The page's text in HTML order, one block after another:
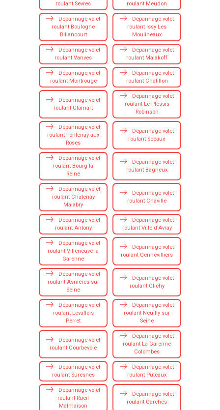
roulant Sevres
roulant Meudon
Dépannage volet
roulant Boulogne
Billancourt
Dépannage volet
roulant Issy Les
Moulineaux
Dépannage volet
roulant Vanves
Dépannage volet
roulant Malakoff
Dépannage volet
roulant Montrouge
Dépannage volet
roulant Chatillon
Dépannage volet
roulant Clamart
Dépannage volet
roulant Le Plessis
Robinson
Dépannage volet
roulant Fontenay aux
Roses
Dépannage volet
roulant Sceaux
Dépannage volet
roulant Bourg la
Reine
Dépannage volet
roulant Bagneux
Dépannage volet
roulant Chatenay
Malabry
Dépannage volet
roulant Chaville
Dépannage volet
roulant Antony
Dépannage volet
roulant Ville d'Avray
Dépannage volet
roulant Villeneuve la
Garenne
Dépannage volet
roulant Gennevilliers
Dépannage volet
roulant Asnières sur
Seine
Dépannage volet
roulant Clichy
Dépannage volet
roulant Levallois
Perret
Dépannage volet
roulant Neuilly sur
Seine
Dépannage volet
roulant Courbevoie
Dépannage volet
roulant La Garenne
Colombes
Dépannage volet
roulant Suresnes
Dépannage volet
roulant Puteaux
Dépannage volet
roulant Rueil
Malmaison
Dépannage volet
roulant Garches